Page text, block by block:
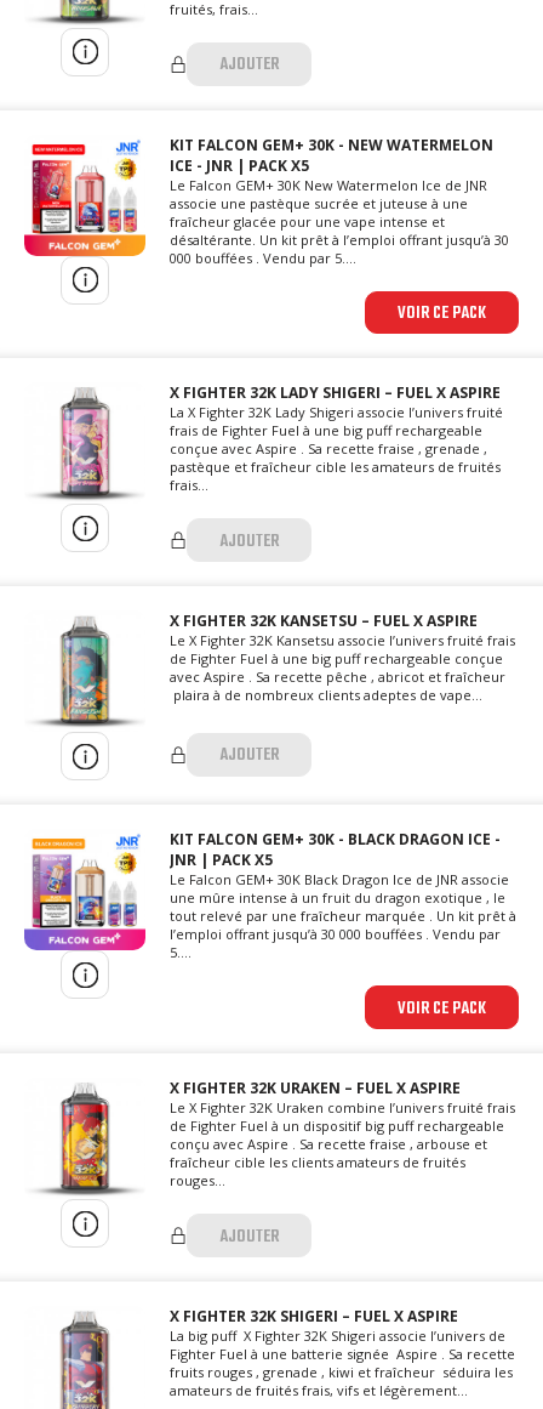
fruités, frais...
AJOUTER
KIT FALCON GEM+ 30K - NEW WATERMELON
ICE - JNR | PACK X5
Le Falcon GEM+ 30K New Watermelon Ice de JNR
associe une pastèque sucrée et juteuse à une
fraîcheur glacée pour une vape intense et
désaltérante. Un kit prêt à l’emploi offrant jusqu’à 30
000 bouffées . Vendu par 5....
VOIR CE PACK
X FIGHTER 32K LADY SHIGERI – FUEL X ASPIRE
La X Fighter 32K Lady Shigeri associe l’univers fruité
frais de Fighter Fuel à une big puff rechargeable
conçue avec Aspire . Sa recette fraise , grenade ,
pastèque et fraîcheur cible les amateurs de fruités
frais...
AJOUTER
X FIGHTER 32K KANSETSU – FUEL X ASPIRE
Le X Fighter 32K Kansetsu associe l’univers fruité frais
de Fighter Fuel à une big puff rechargeable conçue
avec Aspire . Sa recette pêche , abricot et fraîcheur
plaira à de nombreux clients adeptes de vape...
AJOUTER
KIT FALCON GEM+ 30K - BLACK DRAGON ICE -
JNR | PACK X5
Le Falcon GEM+ 30K Black Dragon Ice de JNR associe
une mûre intense à un fruit du dragon exotique , le
tout relevé par une fraîcheur marquée . Un kit prêt à
l’emploi offrant jusqu’à 30 000 bouffées . Vendu par
5....
VOIR CE PACK
X FIGHTER 32K URAKEN – FUEL X ASPIRE
Le X Fighter 32K Uraken combine l’univers fruité frais
de Fighter Fuel à un dispositif big puff rechargeable
conçu avec Aspire . Sa recette fraise , arbouse et
fraîcheur cible les clients amateurs de fruités
rouges...
AJOUTER
X FIGHTER 32K SHIGERI – FUEL X ASPIRE
La big puff X Fighter 32K Shigeri associe l’univers de
Fighter Fuel à une batterie signée Aspire . Sa recette
fruits rouges , grenade , kiwi et fraîcheur séduira les
amateurs de fruités frais, vifs et légèrement...